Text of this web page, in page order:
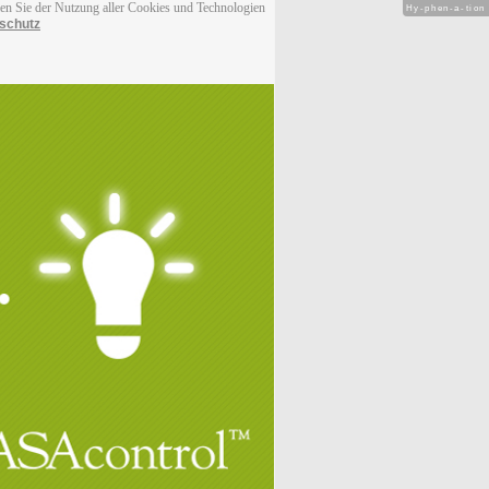
Sie der Nutzung aller Cookies und Technologien
Hy-phen-a-tion